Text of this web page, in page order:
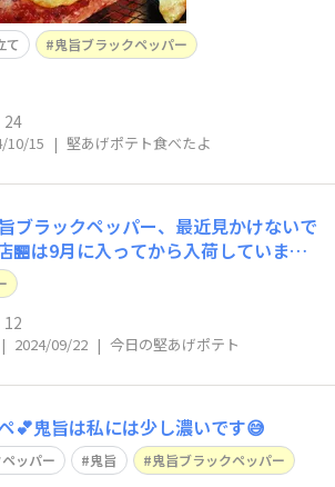
て
鬼旨ブラックペッパー
24
10/15 | 堅あげポテト食べたよ
ブラックペッパー、最近見かけないで
🏪は9月に入ってから入荷していませ
ミマも同様に入ってないようです。鬼
ラボ、どうなってるんですかね。継続
12
| 2024/09/22 | 今日の堅あげポテト
💕鬼旨は私には少し濃いです😅
ッパー 鬼旨 鬼旨ブラックペッパー